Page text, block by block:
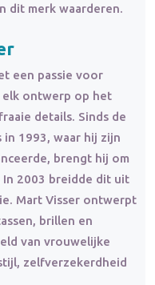
dit merk waarderen.
een passie voor
ontwerp op het
details. Sinds de
1993, waar hij zijn
brengt hij om
2003 breidde dit uit
Mart Visser ontwerpt
brillen en
van vrouwelijke
zelfverzekerdheid